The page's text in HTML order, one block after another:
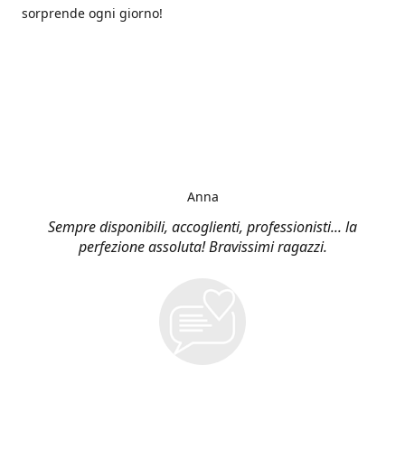
sorprende ogni giorno!
Sempre disponibili, accoglienti, professionisti... la
perfezione assoluta! Bravissimi ragazzi.
Anna